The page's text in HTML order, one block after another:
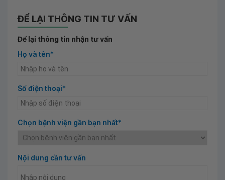
ĐỂ LẠI THÔNG TIN TƯ VẤN
Để lại thông tin nhận tư vấn
Họ và tên*
Số điện thoại*
Chọn bệnh viện gần bạn nhất*
Nội dung cần tư vấn